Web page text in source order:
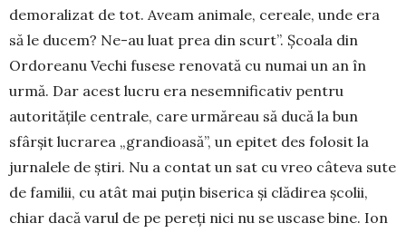
demoralizat de tot. Aveam ani­male, cereale, unde era
să le ducem? Ne-au luat prea din scurt”. Școala din
Ordoreanu Vechi fusese renovată cu numai un an în
urmă. Dar acest lucru era nesemnificativ pentru
autoritățile centrale, care urmăreau să ducă la bun
sfârșit lucrarea „grandioasă”, un epitet des folosit la
jurnalele de știri. Nu a contat un sat cu vreo câteva sute
de familii, cu atât mai puțin biserica și clădirea școlii,
chiar dacă varul de pe pereți nici nu se uscase bine. Ion